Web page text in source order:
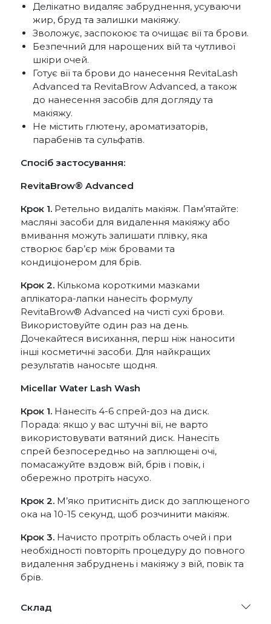
Делікатно видаляє забруднення, усуваючи
жир, бруд та залишки макіяжу.
Зволожує, заспокоює та очищає вії та брови.
Безпечний для нарощених вій та чутливої ​​
шкіри очей.
Готує вії та брови до нанесення RevitaLash
Advanced та RevitaBrow Advanced, а також
до нанесення засобів для догляду та
макіяжу.
Не містить глютену, ароматизаторів,
парабенів та сульфатів.
Спосіб застосування:
RevitaBrow® Advanced
Крок 1. Ретельно видаліть макіяж. Пам’ятайте:
масляні засоби для видалення макіяжу або
вмивання можуть залишати плівку, яка
створює бар’єр між бровами та
кондиціонером для брів.
Крок 2. Кількома короткими мазками
аплікатора-лапки нанесіть формулу
RevitaBrow® Advanced на чисті сухі брови.
Використовуйте один раз на день.
Дочекайтеся висихання, перш ніж наносити
інші косметичні засоби. Для найкращих
результатів наносьте щодня.
Micellar Water Lash Wash
Крок 1. Нанесіть 4-6 спрей-доз на диск.
Порада: якщо у вас штучні вії, не варто
використовувати ватяний диск. Нанесіть
спрей безпосередньо на заплющені очі,
помасажуйте вздовж вій, брів і повік, і
обережно протріть насухо.
Крок 2. М’яко притисніть диск до заплющеного
ока на 10-15 секунд, щоб розчинити макіяж.
Крок 3. Начисто протріть область очей і при
необхідності повторіть процедуру до повного
видалення забруднень і макіяжу з вій, повік та
брів.
Склад